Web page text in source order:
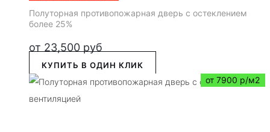
Полуторная противопожарная дверь с остеклением
более 25%
от 23,500 руб
КУПИТЬ В ОДИН КЛИК
от 7900 р/м2